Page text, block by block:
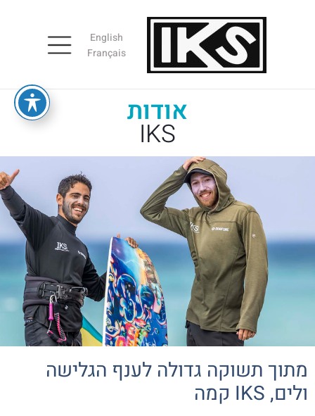
English
Français
אודות
IKS
מתוך תשוקה גדולה לענף הגלישה
ולים, IKS קמה